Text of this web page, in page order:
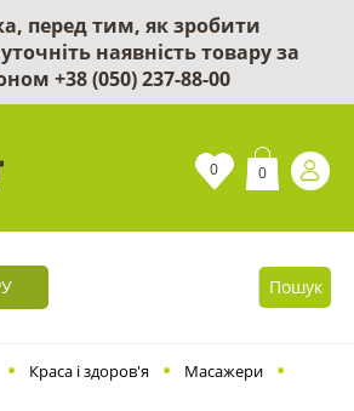
перед тим, як зробити
наявність товару за
+38 (050) 237-88-00
0 0
Пошук
Краса і здоров'я
Масажери